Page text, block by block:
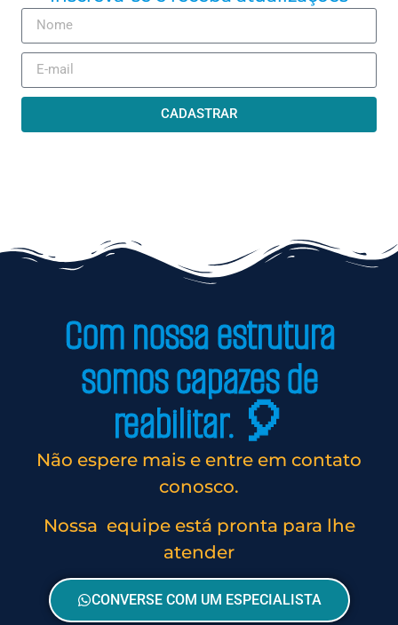
CADASTRAR
Com nossa estrutura
somos capazes de
reabilitar. 🎈
Não espere mais e entre em contato
conosco.
Nossa equipe está pronta para lhe
atender
CONVERSE COM UM ESPECIALISTA